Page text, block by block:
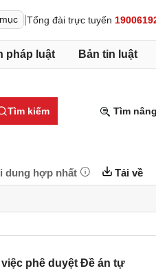
Tổng đài trực tuyến
pháp luật Bản tin luật
Tìm kiếm Tìm
dung hợp nhất Tải về
phê duyệt Đề án tự